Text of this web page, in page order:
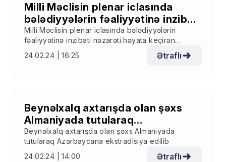
Milli Məclisin plenar iclasında
bələdiyyələrin fəaliyyətinə inzibati
nəzarəti həyata keçirən orqanın
illik məruzəsi dinlənilib
Milli Məclisin plenar iclasında bələdiyyələrin
fəaliyyətinə inzibati nəzarəti həyata keçirən
orqanın illik məruzəsi dinlənilib
24.02.24 | 16:25 Ətraflı
Beynəlxalq axtarışda olan şəxs
Almaniyada tutularaq
Azərbaycana ekstradisiya edilib
Beynəlxalq axtarışda olan şəxs Almaniyada
tutularaq Azərbaycana ekstradisiya edilib
24.02.24 | 14:00
Ətraflı